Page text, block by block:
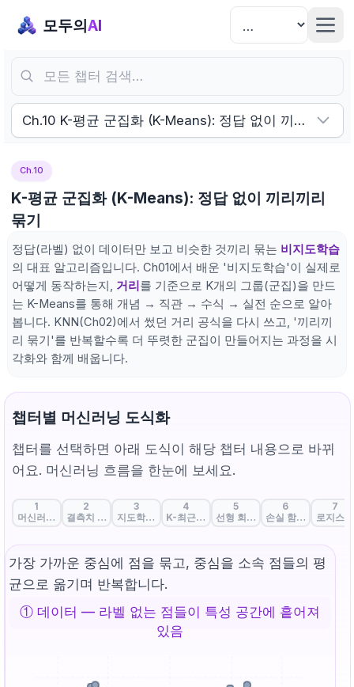
모두의AI
모든 챕터 검색…
Ch.10 K-평균 군집화 (K-Means): 정답 없이 끼리끼리
Ch.10
K-평균 군집화 (K-Means): 정답 없이 끼리끼리
묶기
정답(라벨) 없이 데이터만 보고 비슷한 것끼리 묶는 비지도학습
의 대표 알고리즘입니다. Ch01에서 배운 '비지도학습'이 실제로
어떻게 동작하는지, 거리를 기준으로 K개의 그룹(군집)을 만드
는 K-Means를 통해 개념 → 직관 → 수식 → 실전 순으로 알아
봅니다. KNN(Ch02)에서 썼던 거리 공식을 다시 쓰고, '끼리끼
리 묶기'를 반복할수록 더 뚜렷한 군집이 만들어지는 과정을 시
각화와 함께 배웁니다.
챕터별 머신러닝 도식화
챕터를 선택하면 아래 도식이 해당 챕터 내용으로 바뀌
어요. 머신러닝 흐름을 한눈에 보세요.
1
머신러닝의 첫 단추: 데이터와 특성 완벽 이해
2
결측치 처리: 데이터 공백을 채우는 전략
3
지도학습, 비지도학습, 자기지도학습
4
K-최근접 이웃: 끼리끼리 모이기
5
선형 회귀: 데이터의 흐름을 꿰뚫
6
손실 함수: 정답과
7
로지스
가장 가까운 중심에 점을 묶고, 중심을 소속 점들의 평
균으로 옮기며 반복합니다.
① 데이터 — 라벨 없는 점들이 특성 공간에 흩어져
있음